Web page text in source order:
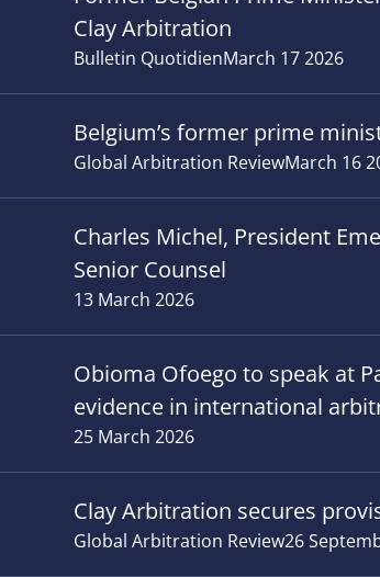
Clay Arbitration
Bulletin QuotidienMarch 17 2026
Belgium’s former prime
Global Arbitration ReviewMarch 16
Charles Michel, President
Senior Counsel
13 March 2026
Obioma Ofoego to speak at
evidence in international
25 March 2026
Clay Arbitration secures
Global Arbitration Review26